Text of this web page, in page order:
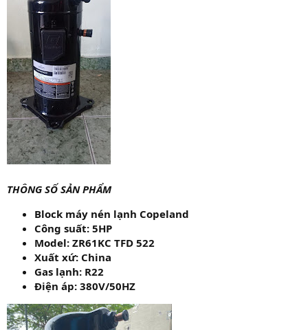
THÔNG SỐ SẢN PHẨM
Block máy nén lạnh Copeland
Công suất: 5HP
Model: ZR61KC TFD 522
Xuất xứ: China
Gas lạnh: R22
Điện áp: 380V/50HZ